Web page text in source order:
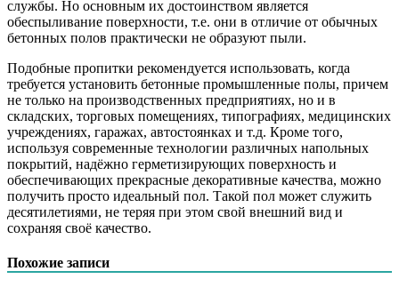
службы. Но основным их достоинством является
обеспыливание поверхности, т.е. они в отличие от обычных
бетонных полов практически не образуют пыли.
Подобные пропитки рекомендуется использовать, когда
требуется установить бетонные промышленные полы, причем
не только на производственных предприятиях, но и в
складских, торговых помещениях, типографиях, медицинских
учреждениях, гаражах, автостоянках и т.д. Кроме того,
используя современные технологии различных напольных
покрытий, надёжно герметизирующих поверхность и
обеспечивающих прекрасные декоративные качества, можно
получить просто идеальный пол. Такой пол может служить
десятилетиями, не теряя при этом свой внешний вид и
сохраняя своё качество.
Похожие записи